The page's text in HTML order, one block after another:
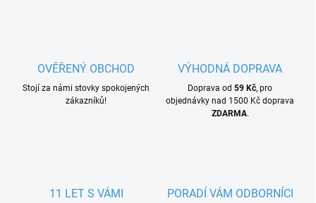
OVĚŘENÝ OBCHOD
Stojí za námi stovky spokojených
zákazníků!
VÝHODNÁ DOPRAVA
Doprava od 59 Kč, pro
objednávky nad 1500 Kč doprava
ZDARMA.
11 LET S VÁMI PORADÍ VÁM ODBORNÍCI